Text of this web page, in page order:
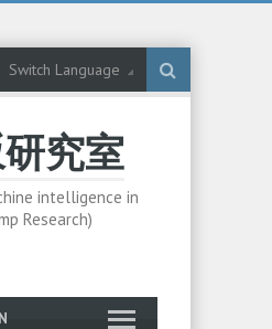
Switch Language
究室
intelligence in
Research)